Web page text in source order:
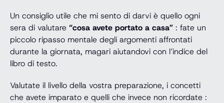
Un consiglio utile che mi sento di darvi è quello ogni
sera di valutare “cosa avete portato a casa” : fate un
piccolo ripasso mentale degli argomenti affrontati
durante la giornata, magari aiutandovi con l’indice del
libro di testo.
Valutate il livello della vostra preparazione, i concetti
che avete imparato e quelli che invece non ricordate :